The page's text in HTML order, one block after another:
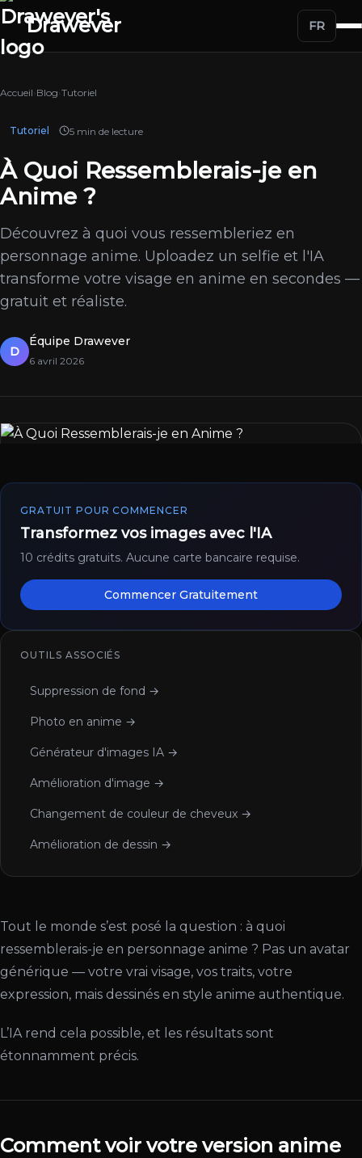
Drawever FR
Accueil Blog Tutoriel
Tutoriel 5 min de lecture
À Quoi Ressemblerais-je en
Anime ?
Découvrez à quoi vous ressembleriez en
personnage anime. Uploadez un selfie et l'IA
transforme votre visage en anime en secondes —
gratuit et réaliste.
D
Équipe Drawever
6 avril 2026
Tout le monde s’est posé la question : à quoi
ressemblerais-je en personnage anime ? Pas un avatar
générique — votre vrai visage, vos traits, votre
expression, mais dessinés en style anime authentique.
L’IA rend cela possible, et les résultats sont
étonnamment précis.
Comment voir votre version anime
GRATUIT POUR COMMENCER
Transformez vos images avec l'IA
10 crédits gratuits. Aucune carte bancaire requise.
Commencer Gratuitement
OUTILS ASSOCIÉS
Suppression de fond →
Photo en anime →
Générateur d'images IA →
Amélioration d'image →
Changement de couleur de cheveux →
Amélioration de dessin →